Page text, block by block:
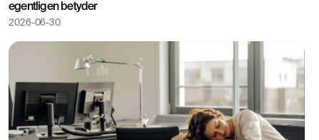
egentligen betyder
2026-06-30